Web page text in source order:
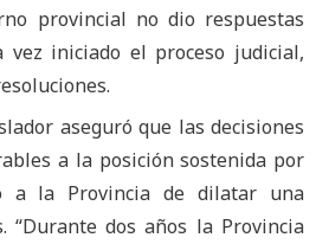
provincial no dio respuestas
vez iniciado el proceso judicial,
aseguró que las decisiones
a la posición sostenida por
a la Provincia de dilatar una
“Durante dos años la Provincia